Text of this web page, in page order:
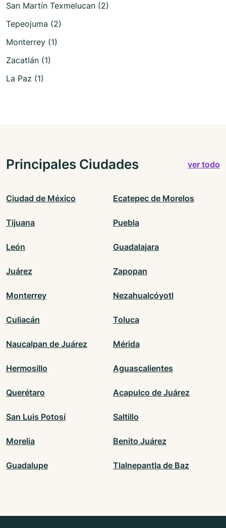
San Martín Texmelucan (2)
Tepeojuma (2)
Monterrey (1)
Zacatlán (1)
La Paz (1)
Principales Ciudades ver todo
Ciudad de México Ecatepec de Morelos
Tijuana Puebla
León Guadalajara
Juárez Zapopan
Monterrey Nezahualcóyotl
Culiacán Toluca
Naucalpan de Juárez Mérida
Hermosillo Aguascalientes
Querétaro Acapulco de Juárez
San Luis Potosí Saltillo
Morelia Benito Juárez
Guadalupe Tlalnepantla de Baz